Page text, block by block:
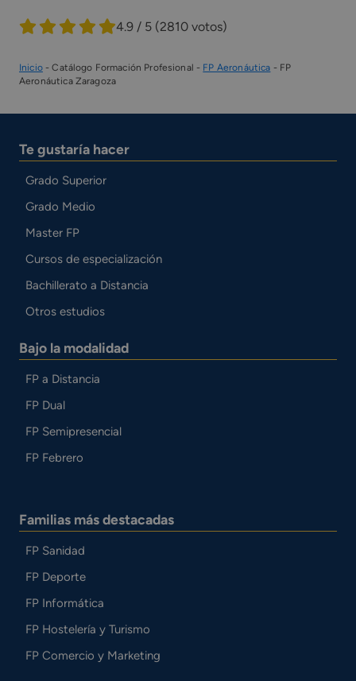
4.9 / 5 (2810 votos)
Inicio-Catálogo Formación Profesional - FP Aeronáutica - FP
Aeronáutica Zaragoza
Te gustaría hacer
Grado Superior
Grado Medio
Master FP
Cursos de especialización
Bachillerato a Distancia
Otros estudios
Bajo la modalidad
FP a Distancia
FP Dual
FP Semipresencial
FP Febrero
Familias más destacadas
FP Sanidad
FP Deporte
FP Informática
FP Hostelería y Turismo
FP Comercio y Marketing